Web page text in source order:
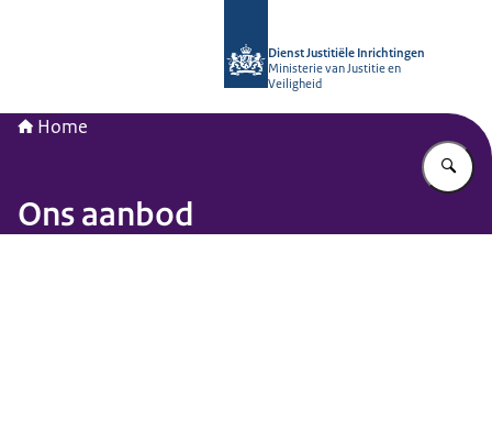
Dienst Justitiële Inrichtingen
Ministerie van Justitie en
Veiligheid
Home
Ons aanbod